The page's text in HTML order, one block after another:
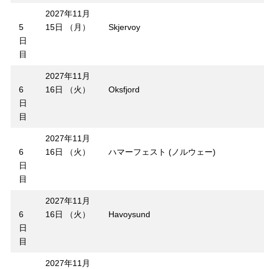
5
日
目
2027年11月
15日 （月）
Skjervoy
6
日
目
2027年11月
16日 （火）
Oksfjord
6
日
目
2027年11月
16日 （火）
ハマーフェスト (ノルウェー)
6
日
目
2027年11月
16日 （火）
Havoysund
2027年11月